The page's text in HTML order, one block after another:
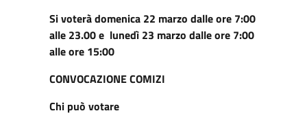
Si voterà domenica 22 marzo dalle ore 7:00
alle 23.00 e lunedì 23 marzo dalle ore 7:00
alle ore 15:00
CONVOCAZIONE COMIZI
Chi può votare